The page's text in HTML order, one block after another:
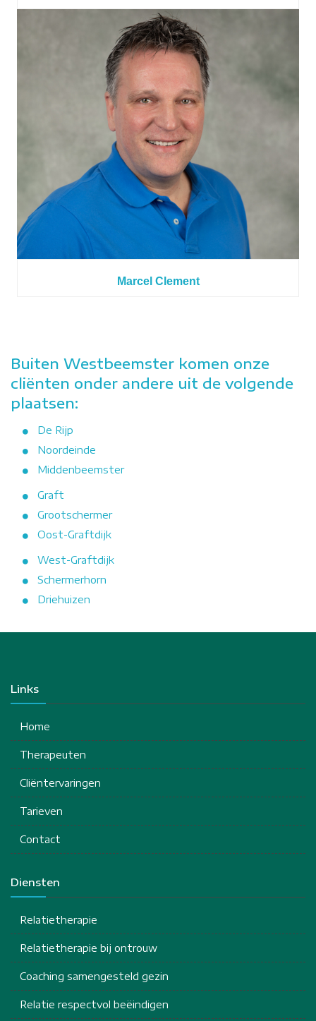
Marcel Clement
Buiten Westbeemster komen onze
cliënten onder andere uit de volgende
plaatsen:
De Rijp
Noordeinde
Middenbeemster
Graft
Grootschermer
Oost-Graftdijk
West-Graftdijk
Schermerhorn
Driehuizen
Links
Home
Therapeuten
Cliëntervaringen
Tarieven
Contact
Diensten
Relatietherapie
Relatietherapie bij ontrouw
Coaching samengesteld gezin
Relatie respectvol beëindigen